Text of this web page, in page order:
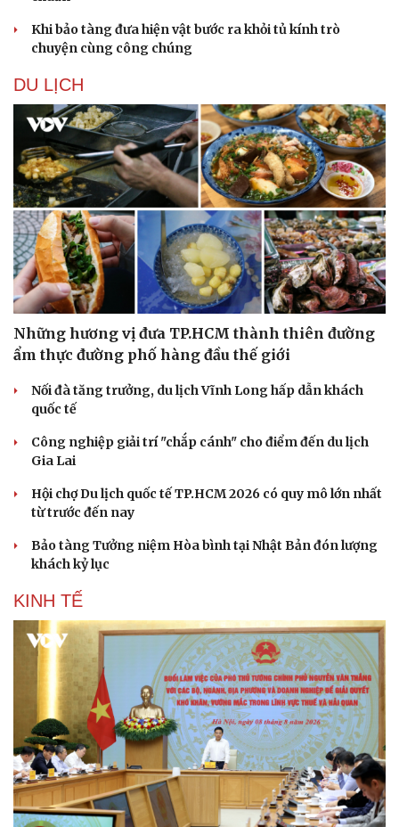
Sức khỏe
Dinh dưỡng - món ngon
Cây thuốc
Sản phụ khoa
Đời sống
Nhà đẹp
Blog
Tình yêu - Gia đình
Khi bảo tàng đưa hiện vật bước ra khỏi tủ kính trò
chuyện cùng công chúng
DU LỊCH
Những hương vị đưa TP.HCM thành thiên đường
ẩm thực đường phố hàng đầu thế giới
Nối đà tăng trưởng, du lịch Vĩnh Long hấp dẫn khách
quốc tế
Công nghiệp giải trí "chắp cánh" cho điểm đến du lịch
Gia Lai
Hội chợ Du lịch quốc tế TP.HCM 2026 có quy mô lớn nhất
từ trước đến nay
Bảo tàng Tưởng niệm Hòa bình tại Nhật Bản đón lượng
khách kỷ lục
KINH TẾ